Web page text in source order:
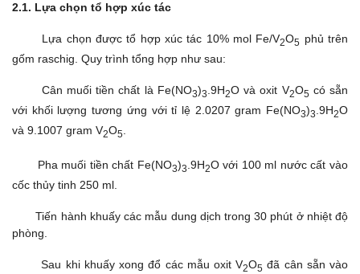
2.1. Lựa chọn tổ hợp xúc tác
Lựa chọn được tổ hợp xúc tác 10% mol Fe/V2O5 phủ trên
gốm raschig. Quy trình tổng hợp như sau:
Cân muối tiền chất là Fe(NO3)3.9H2O và oxit V2O5 có sẵn
với khối lượng tương ứng với tỉ lệ 2.0207 gram Fe(NO3)3 .9H2O
và 9.1007 gram V2O5
Pha muối tiền chất Fe(NO3)3 .9H2O với 100 ml nước cất vào
cốc thủy tinh 250 ml.
Tiến hành khuấy các mẫu dung dịch trong 30 phút ở nhiệt độ
phòng.
Sau khi khuấy xong đổ các mẫu oxit V2O5 đã cân sẵn vào